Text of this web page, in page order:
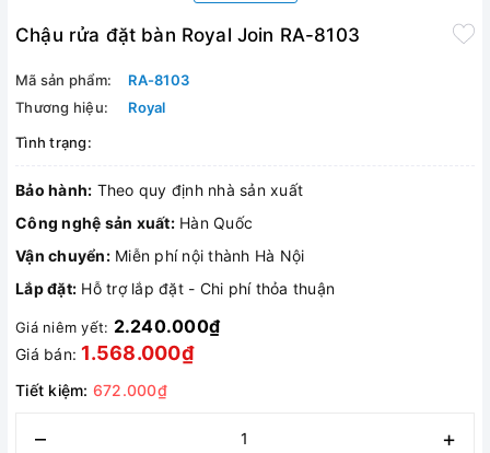
Chậu rửa đặt bàn Royal Join RA-8103
Mã sản phẩm:
RA-8103
Thương hiệu:
Royal
Tình trạng:
Bảo hành: Theo quy định nhà sản xuất
Công nghệ sản xuất:Hàn Quốc
Vận chuyển:Miễn phí nội thành Hà Nội
Lắp đặt: Hỗ trợ lắp đặt - Chi phí thỏa thuận
Giá niêm yết: 2.240.000₫
Giá bán: 1.568.000₫
Tiết kiệm: 672.000₫
– +